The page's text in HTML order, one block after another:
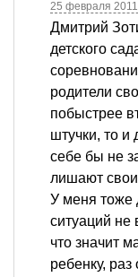
25 февраля
Дмитрий
детского
родители
побыстрее
штучки, то и
себе бы не
лишают
У меня тоже
ситуаций не
что значит
ребенку, раз